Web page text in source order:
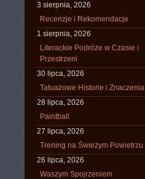
3 sierpnia, 2026
Recenzje i Rekomendacje
1 sierpnia, 2026
Literackie Podróże w Czasie i
Przestrzeni
30 lipca, 2026
Tatuażowe Historie i Znaczenia
28 lipca, 2026
Paintball
27 lipca, 2026
Trening na Świeżym Powietrzu
26 lipca, 2026
Waszym Spojrzeniem